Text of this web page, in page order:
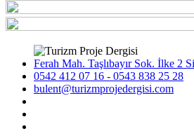
Ferah Mah. Taşlıbayır Sok. İlke 2
0542 412 07 16 - 0543 838 25 28
bulent@turizmprojedergisi.com